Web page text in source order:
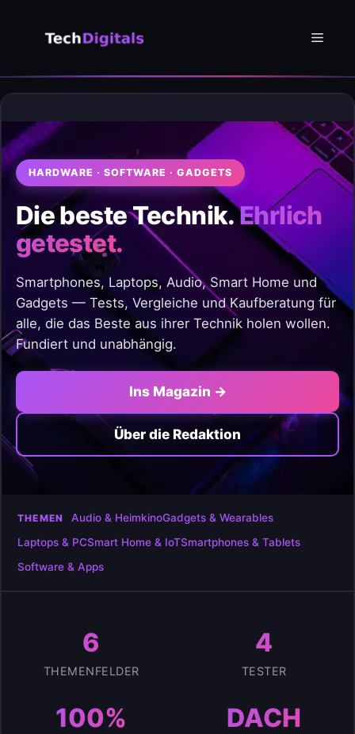
Menü
HARDWARE · SOFTWARE · GADGETS
Die beste Technik.Ehrlich
getestet.
Smartphones, Laptops, Audio, Smart Home und
Gadgets — Tests, Vergleiche und Kaufberatung für
alle, die das Beste aus ihrer Technik holen wollen.
Fundiert und unabhängig.
Ins Magazin →
Über die Redaktion
THEMEN Audio & HeimkinoGadgets & Wearables
Laptops & PCSmart Home & IoTSmartphones & Tablets
Software & Apps
6
THEMENFELDER
4
TESTER
100% DACH